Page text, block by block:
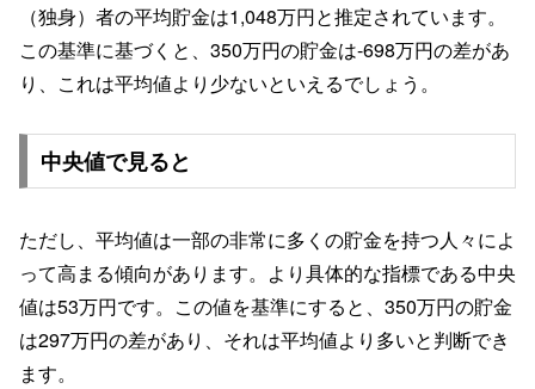
（独身）者の平均貯金は1,048万円と推定されています。
この基準に基づくと、350万円の貯金は-698万円の差があ
り、これは平均値より少ないといえるでしょう。
中央値で見ると
ただし、平均値は一部の非常に多くの貯金を持つ人々によ
って高まる傾向があります。より具体的な指標である中央
値は53万円です。この値を基準にすると、350万円の貯金
は297万円の差があり、それは平均値より多いと判断でき
ます。